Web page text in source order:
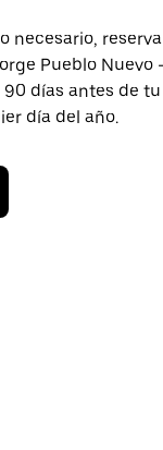
necesario,
Pueblo Nuevo
días antes de
día del año.